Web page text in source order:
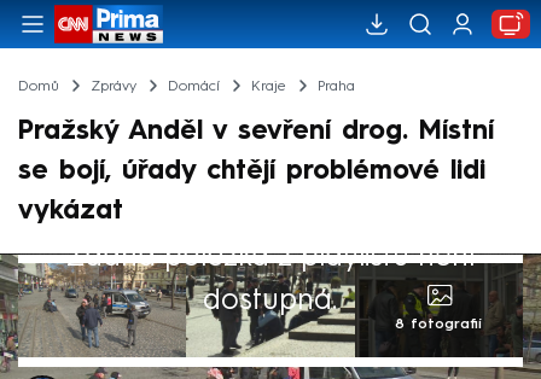
Domů Zprávy Domácí Kraje Praha
Pražský Anděl v sevření drog. Místní
se bojí, úřady chtějí problémové lidi
vykázat
Žádná položka z playlistu není
dostupná.
8 fotografií